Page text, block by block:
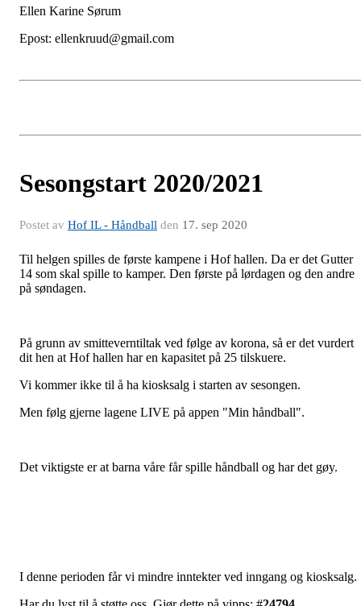
Ellen Karine Sørum
Epost: ellenkruud@gmail.com
Sesongstart 2020/2021
Postet av Hof IL - Håndball den 17. sep 2020
Til helgen spilles de første kampene i Hof hallen. Da er det Gutter
14 som skal spille to kamper. Den første på lørdagen og den andre
på søndagen.
På grunn av smitteverntiltak ved følge av korona, så er det vurdert
dit hen at Hof hallen har en kapasitet på 25 tilskuere.
Vi kommer ikke til å ha kiosksalg i starten av sesongen.
Men følg gjerne lagene LIVE på appen "Min håndball".
Det viktigste er at barna våre får spille håndball og har det gøy.
I denne perioden får vi mindre inntekter ved inngang og kiosksalg.